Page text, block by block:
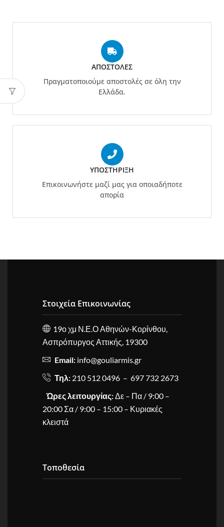
ΑΠΟΣΤΟΛΈΣ
Πραγματοποιούμε αποστολές σε όλη την
Ελλάδα.
ΥΠΟΣΤΉΡΙΞΗ
Επικοινωνήστε μαζί μας για οποιαδήποτε
απορία
Στοιχεία Επικοινωνίας
19ο χμ Ν.Ε.Ο Αθηνών-Κορίνθου,
Ασπρόπυργος Αττικής, 19300
Email: info@gouliarmis.gr
Τηλ: 210 512 0496 – 697 732 2673
Ώρες λειτουργίας:Δε – Πα / 9:00 –
20:00 Σα / 9:00 – 15:00 – Κυριακές
κλειστά
Τοποθεσία